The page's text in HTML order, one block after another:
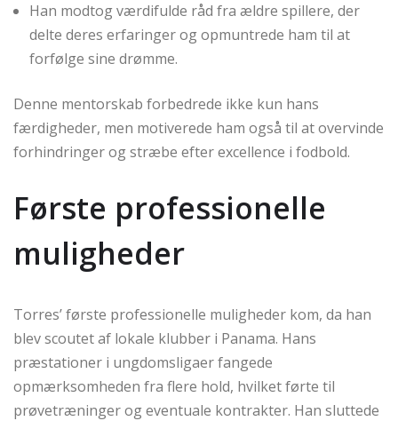
Han modtog værdifulde råd fra ældre spillere, der
delte deres erfaringer og opmuntrede ham til at
forfølge sine drømme.
Denne mentorskab forbedrede ikke kun hans
færdigheder, men motiverede ham også til at overvinde
forhindringer og stræbe efter excellence i fodbold.
Første professionelle
muligheder
Torres’ første professionelle muligheder kom, da han
blev scoutet af lokale klubber i Panama. Hans
præstationer i ungdomsligaer fangede
opmærksomheden fra flere hold, hvilket førte til
prøvetræninger og eventuale kontrakter. Han sluttede